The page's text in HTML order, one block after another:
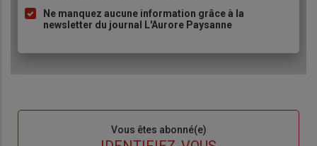
Ne manquez aucune information grâce à la
newsletter du journal L'Aurore Paysanne
Vous êtes abonné(e)